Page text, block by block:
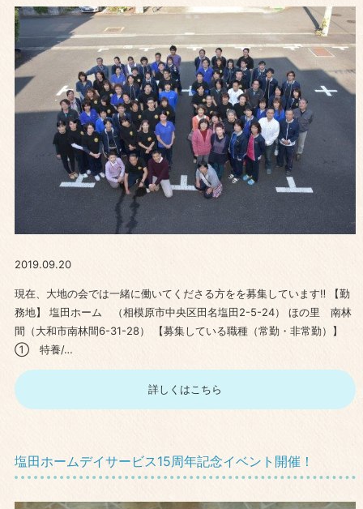
2019.09.20
現在、大地の会では一緒に働いてくださる方をを募集しています‼ 【勤
務地】 塩田ホーム （相模原市中央区田名塩田2-5-24） ほの里 南林
間（大和市南林間6-31-28） 【募集している職種（常勤・非常勤）】
① 特養/…
詳しくはこちら
塩田ホームデイサービス15周年記念イベント開催！